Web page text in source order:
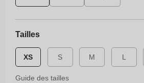
Tailles
XS S M L
Guide des tailles